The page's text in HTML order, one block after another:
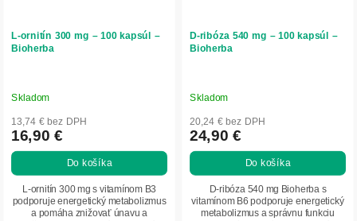
L-ornitín 300 mg – 100 kapsúl –
Bioherba
Skladom
13,74 € bez DPH
16,90 €
Do košíka
L-ornitín 300 mg s vitamínom B3
podporuje energetický metabolizmus
a pomáha znižovať únavu a
D-ribóza 540 mg – 100 kapsúl –
Bioherba
Skladom
20,24 € bez DPH
24,90 €
Do košíka
D-ribóza 540 mg Bioherba s
vitamínom B6 podporuje energetický
metabolizmus a správnu funkciu